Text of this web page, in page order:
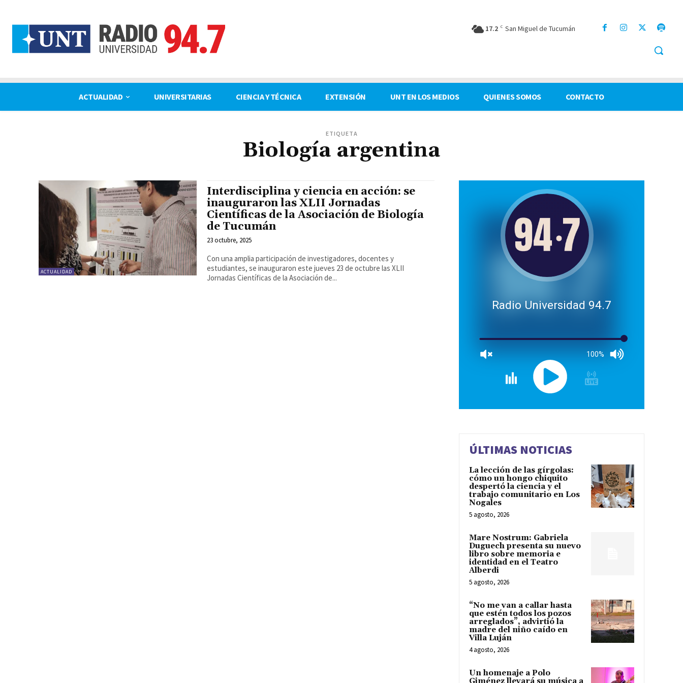
17.2 C San Miguel de Tucumán
ACTUALIDAD UNIVERSITARIAS CIENCIA Y TÉCNICA EXTENSIÓN UNT EN LOS MEDIOS QUIENES SOMOS CONTACTO
ETIQUETA
Biología argentina
ACTUALIDAD
Interdisciplina y ciencia en acción: se
inauguraron las XLII Jornadas
Científicas de la Asociación de Biología
de Tucumán
23 octubre, 2025
Con una amplia participación de investigadores, docentes y
estudiantes, se inauguraron este jueves 23 de octubre las XLII
Jornadas Científicas de la Asociación de...
Radio Universidad 94.7
100%
ÚLTIMAS NOTICIAS
La lección de las gírgolas:
cómo un hongo chiquito
despertó la ciencia y el
trabajo comunitario en Los
Nogales
5 agosto, 2026
Mare Nostrum: Gabriela
Duguech presenta su nuevo
libro sobre memoria e
identidad en el Teatro
Alberdi
5 agosto, 2026
“No me van a callar hasta
que estén todos los pozos
arreglados”, advirtió la
madre del niño caído en
Villa Luján
4 agosto, 2026
Un homenaje a Polo